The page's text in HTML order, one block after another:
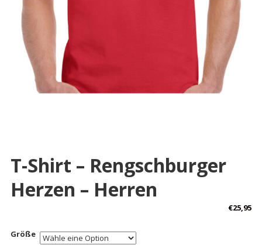
T-Shirt – Rengschburger
Herzen – Herren
€25,95
Größe